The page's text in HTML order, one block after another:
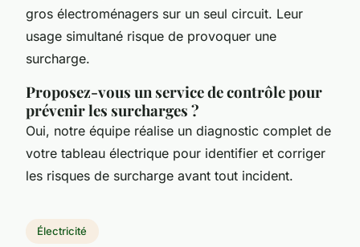
gros électroménagers sur un seul circuit. Leur
usage simultané risque de provoquer une
surcharge.
Proposez-vous un service de contrôle pour
prévenir les surcharges ?
Oui, notre équipe réalise un diagnostic complet de
votre tableau électrique pour identifier et corriger
les risques de surcharge avant tout incident.
Électricité